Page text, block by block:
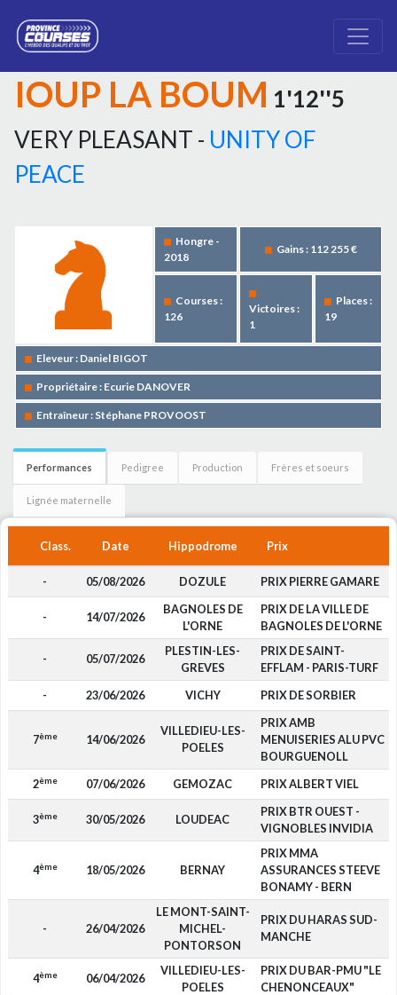
IOUP LA BOUM 1'12''5
VERY PLEASANT - UNITY OF
PEACE
Hongre -
2018
Gains : 112 255 €
Courses :
126
Victoires :
1
Places :
19
Eleveur : Daniel BIGOT
Propriétaire : Ecurie DANOVER
Entraîneur : Stéphane PROVOOST
Performances Pedigree Production Frères et soeurs
Lignée maternelle
Class. Date Hippodrome Prix
- 05/08/2026 DOZULE PRIX PIERRE GAMARE
- 14/07/2026
BAGNOLES DE
L'ORNE
PRIX DE LA VILLE DE
BAGNOLES DE L'ORNE
- 05/07/2026
PLESTIN-LES-
GREVES
PRIX DE SAINT-
EFFLAM - PARIS-TURF
-
23/06/2026 VICHY PRIX DE SORBIER
7ème 14/06/2026
VILLEDIEU-LES-
POELES
PRIX AMB
MENUISERIES ALU PVC
BOURGUENOLL
2ème 07/06/2026 GEMOZAC PRIX ALBERT VIEL
3ème 30/05/2026 LOUDEAC
PRIX BTR OUEST -
VIGNOBLES INVIDIA
4ème 18/05/2026 BERNAY
PRIX MMA
ASSURANCES STEEVE
BONAMY - BERN
- 26/04/2026
LE MONT-SAINT-
MICHEL-
PONTORSON
PRIX DU HARAS SUD-
MANCHE
4ème 06/04/2026
VILLEDIEU-LES-
POELES
PRIX DU BAR-PMU "LE
CHENONCEAUX"